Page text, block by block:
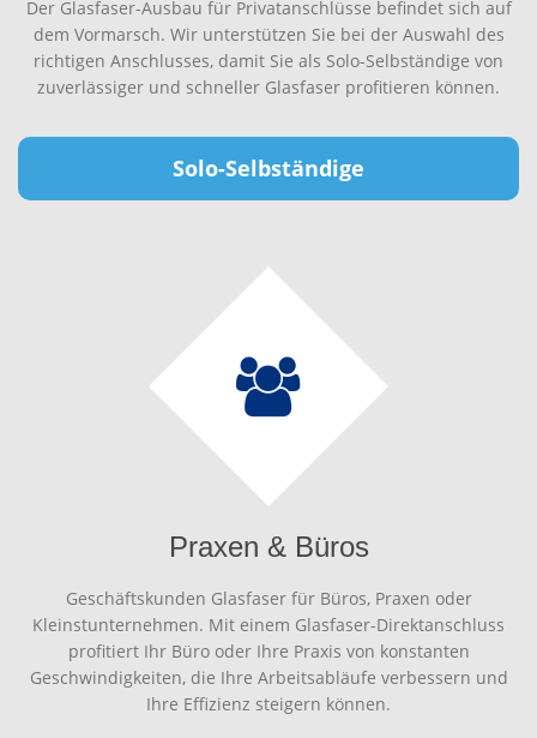
Der Glasfaser-Ausbau für Privatanschlüsse befindet sich auf
dem Vormarsch. Wir unterstützen Sie bei der Auswahl des
richtigen Anschlusses, damit Sie als Solo-Selbständige von
zuverlässiger und schneller Glasfaser profitieren können.
Solo-Selbständige
Praxen & Büros
Geschäftskunden Glasfaser für Büros, Praxen oder
Kleinstunternehmen. Mit einem Glasfaser-Direktanschluss
profitiert Ihr Büro oder Ihre Praxis von konstanten
Geschwindigkeiten, die Ihre Arbeitsabläufe verbessern und
Ihre Effizienz steigern können.